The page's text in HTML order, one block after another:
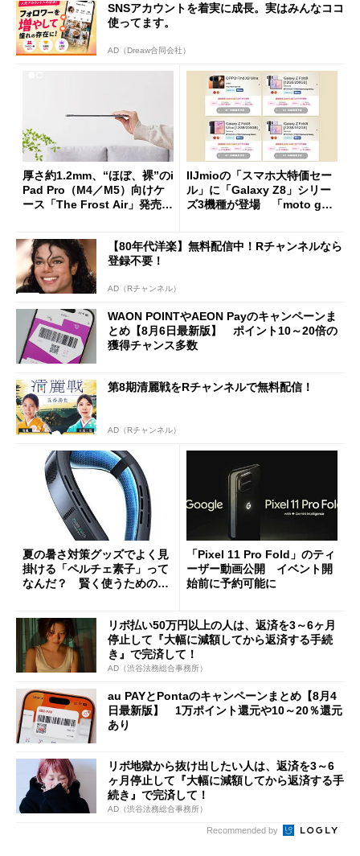
SNSアカウントを着実に成長。実はみんなココ
使ってます。
AD（Dreaw合同会社）
厚さ約1.2mm、“ほぼ、裸”のi
Pad Pro（M4／M5）向けケ
ース「The Frost Air」発売
IIJmioの「スマホ大特価セー
ル」に「Galaxy Z8」シリー
ズ3機種が登場 「moto g37
【80年代洋楽】無料配信中！Rチャンネルなら
登録不要！
AD（Rチャンネル）
WAON POINTやAEON Payのキャンペーンま
とめ【8月6日最新版】 ポイント10～20倍の
獲得チャンス多数
第8期清麗戦をRチャンネルで無料配信！
AD（Rチャンネル）
夏の暑さ対策グッズでよく見
掛ける「ペルチェ素子」って
なんだ？ 賢く使うための注
「Pixel 11 Pro Fold」のティ
ーザー動画公開 イベント開
始前に予約可能に
リボ払い50万円以上の人は、返済を3～6ヶ月
停止して『大幅に減額してから返済する手続
き』で完済して！
AD（渋谷法務総合事務所）
au PAYとPontaのキャンペーンまとめ【8月4
日最新版】 1万ポイント還元や10～20％還元
あり
リボ地獄から抜け出したい人は、返済を3～6
ヶ月停止して『大幅に減額してから返済する手
続き』で完済して！
AD（渋谷法務総合事務所）
Recommended by